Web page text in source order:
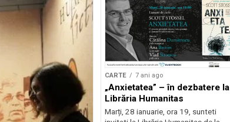
CARTE 7 ani ago
„Anxietatea” – în dezbatere la
Librăria Humanitas
Marți, 28 ianuarie, ora 19, sunteti